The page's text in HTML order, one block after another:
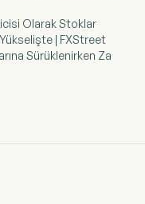
Olarak Stoklar
| FXStreet
Sürüklenirken Za